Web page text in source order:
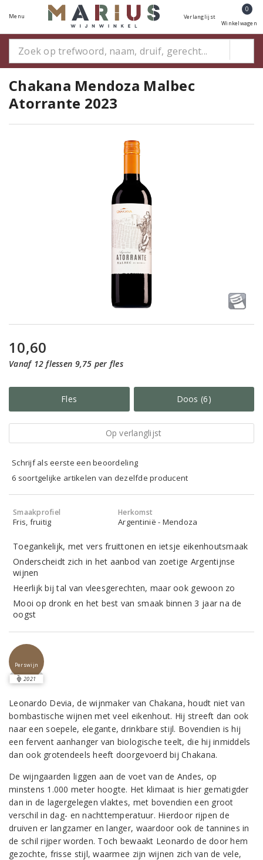
Menu Verlanglijst
0
Winkelwagen
Chakana Mendoza Malbec
Atorrante 2023
10,60
Vanaf 12 flessen 9,75 per fles
Fles Doos (6)
Op verlanglijst
Schrijf als eerste een beoordeling
6 soortgelijke artikelen van dezelfde producent
Smaakprofiel
Fris, fruitig
Herkomst
Argentinië - Mendoza
Toegankelijk, met vers fruittonen en ietsje eikenhoutsmaak
Onderscheidt zich in het aanbod van zoetige Argentijnse
wijnen
Heerlijk bij tal van vleesgerechten, maar ook gewoon zo
Mooi op dronk en het best van smaak binnen 3 jaar na de
oogst
Perswijn
2021
Leonardo Devia, de wijnmaker van Chakana, houdt niet van
bombastische wijnen met veel eikenhout. Hij streeft dan ook
naar een soepele, elegante, drinkbare stijl. Bovendien is hij
een fervent aanhanger van biologische teelt, die hij inmiddels
dan ook grotendeels heeft doorgevoerd bij Chakana.
De wijngaarden liggen aan de voet van de Andes, op
minstens 1.000 meter hoogte. Het klimaat is hier gematigder
dan in de lagergelegen vlaktes, met bovendien een groot
verschil in dag- en nachttemperatuur. Hierdoor rijpen de
druiven er langzamer en langer, waardoor ook de tannines in
de schil rijper worden. Toch bewaakt Leonardo de door hem
gezochte, frisse stijl, waarmee zijn wijnen zich van de vele,